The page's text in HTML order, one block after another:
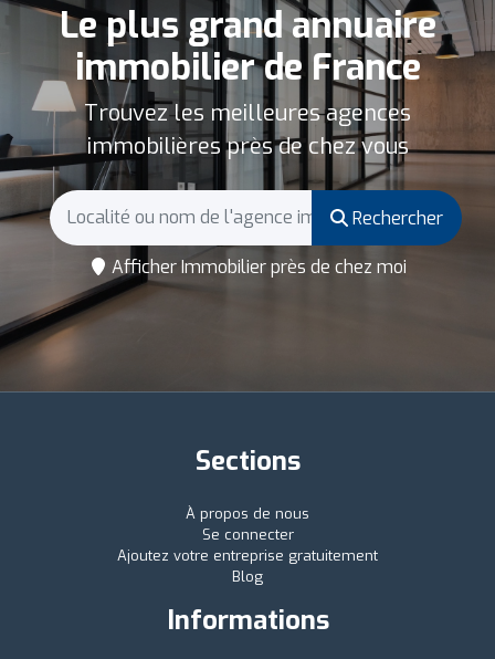
Le plus grand annuaire
immobilier de France
Trouvez les meilleures agences
immobilières près de chez vous
Rechercher
Afficher Immobilier près de chez moi
Sections
À propos de nous
Se connecter
Ajoutez votre entreprise gratuitement
Blog
Informations